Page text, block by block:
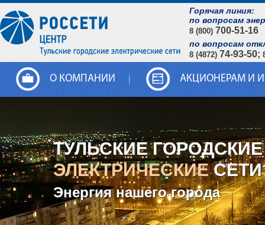
Горячая линия:
по вопросам
8 (800) 700-51-16
по вопросам
8 (4872) 74-93-50;
О КОМПАНИИ АКЦИОНЕРАМ И
ТУЛЬСКИЕ ГОРОДСКИЕ
ЭЛЕКТРИЧЕСКИЕСЕТИ
Энергия нашего города